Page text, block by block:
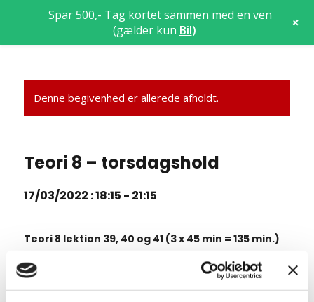
Denne begivenhed er allerede afholdt.
Teori 8 – torsdagshold
17/03/2022 : 18:15 - 21:15
Teori 8 lektion 39, 40 og 41 (3 x 45 min = 135 min.)
7.18 Standsning og parkering
7.19 Kørsel i mørke og lygtetændingstid i øvrigt
Spar 500,- Tag kortet sammen med en ven
(gælder kun Bil) +